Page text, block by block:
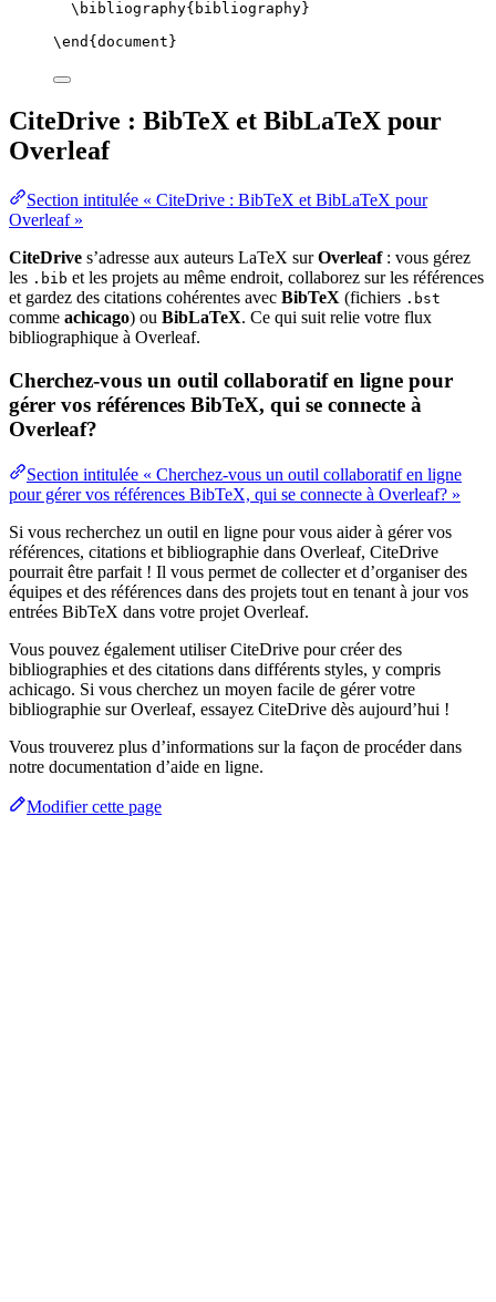
\bibliography{bibliography}
\end { document }
CiteDrive : BibTeX et BibLaTeX pour
Overleaf
Section intitulée « CiteDrive : BibTeX et BibLaTeX pour
Overleaf »
CiteDrive s’adresse aux auteurs LaTeX surOverleaf: vous gérez
les .bib et les projets au même endroit, collaborez sur les références
et gardez des citations cohérentes avec BibTeX (fichiers .bst
comme achicago) ou BibLaTeX. Ce qui suit relie votre flux
bibliographique à Overleaf.
Cherchez-vous un outil collaboratif en ligne pour
gérer vos références BibTeX, qui se connecte à
Overleaf?
Section intitulée « Cherchez-vous un outil collaboratif en ligne
pour gérer vos références BibTeX, qui se connecte à Overleaf? »
Si vous recherchez un outil en ligne pour vous aider à gérer vos
références, citations et bibliographie dans Overleaf, CiteDrive
pourrait être parfait ! Il vous permet de collecter et d’organiser des
équipes et des références dans des projets tout en tenant à jour vos
entrées BibTeX dans votre projet Overleaf.
Vous pouvez également utiliser CiteDrive pour créer des
bibliographies et des citations dans différents styles, y compris
achicago. Si vous cherchez un moyen facile de gérer votre
bibliographie sur Overleaf, essayez CiteDrive dès aujourd’hui !
Vous trouverez plus d’informations sur la façon de procéder dans
notre documentation d’aide en ligne.
Modifier cette page